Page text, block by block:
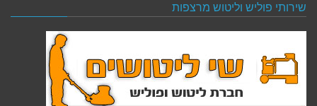
שירותי פוליש וליטוש מרצפות